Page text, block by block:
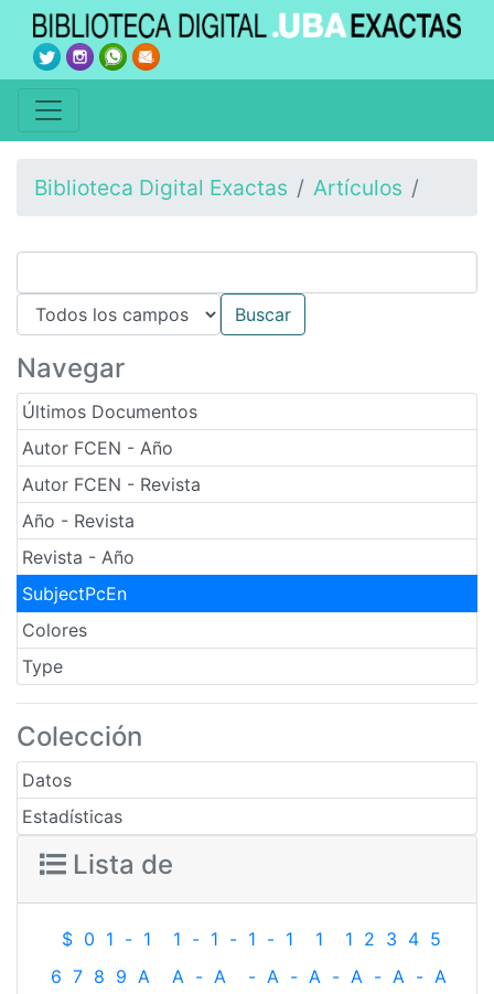
Biblioteca Digital Exactas Artículos
Navegar
Últimos Documentos
Autor FCEN - Año
Autor FCEN - Revista
Año - Revista
Revista - Año
SubjectPcEn
Colores
Type
Colección
Datos
Estadísticas
Lista de
$ 0 1 - 1 1 - 1 - 1 - 1 1 1 2 3 4 5
6 7 8 9 A A - A - A - A - A - A - A